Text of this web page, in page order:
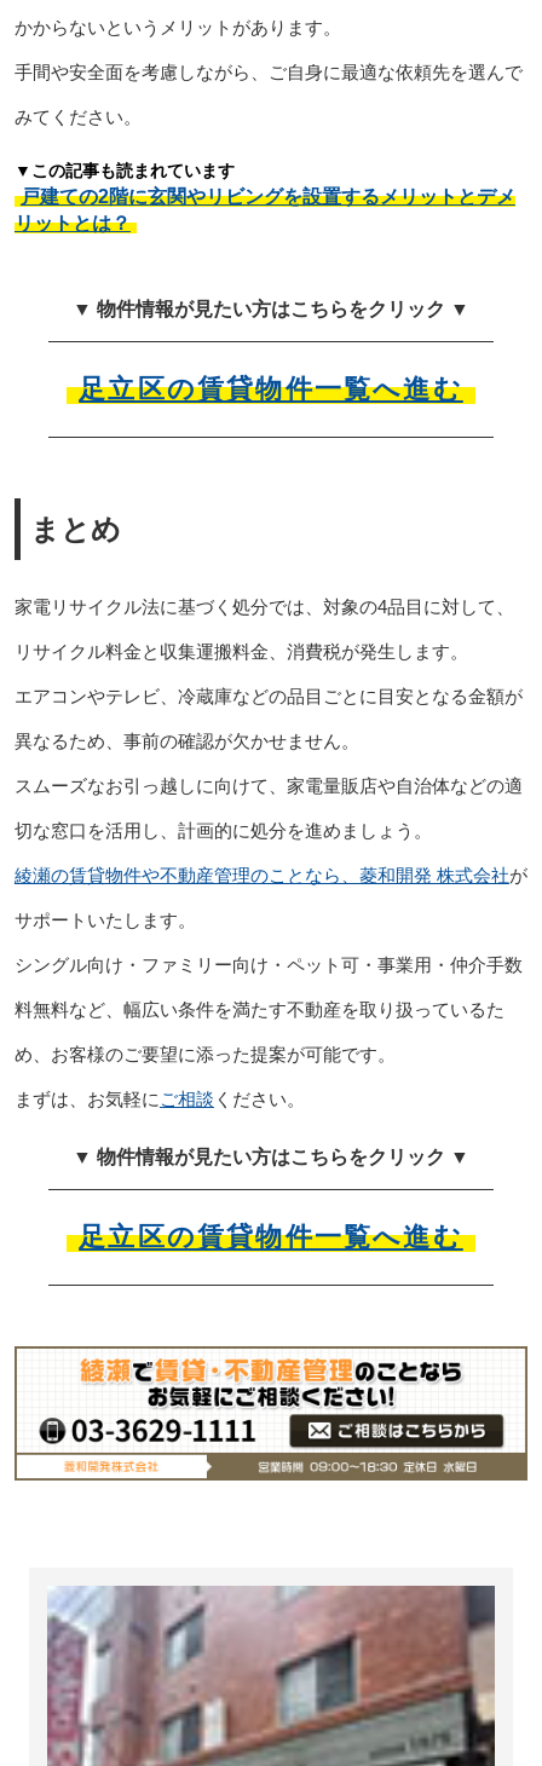
かからないというメリットがあります。
手間や安全面を考慮しながら、ご自身に最適な依頼先を選んで
みてください。
▼この記事も読まれています
戸建ての2階に玄関やリビングを設置するメリットとデメ
リットとは？
▼ 物件情報が見たい方はこちらをクリック ▼
足立区の賃貸物件一覧へ進む
まとめ
家電リサイクル法に基づく処分では、対象の4品目に対して、
リサイクル料金と収集運搬料金、消費税が発生します。
エアコンやテレビ、冷蔵庫などの品目ごとに目安となる金額が
異なるため、事前の確認が欠かせません。
スムーズなお引っ越しに向けて、家電量販店や自治体などの適
切な窓口を活用し、計画的に処分を進めましょう。
綾瀬の賃貸物件や不動産管理のことなら、菱和開発 株式会社が
サポートいたします。
シングル向け・ファミリー向け・ペット可・事業用・仲介手数
料無料など、幅広い条件を満たす不動産を取り扱っているた
め、お客様のご要望に添った提案が可能です。
まずは、お気軽に ご相談 ください。
▼ 物件情報が見たい方はこちらをクリック ▼
足立区の賃貸物件一覧へ進む